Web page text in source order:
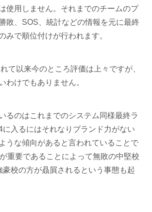
使用しません。それまでのチームのプ
敗、SOS、統計などの情報を元に最終
みで順位付けが行われます。
て以来今のところ評価は上々ですが、
わけでもありません。
るのはこれまでのシステム同様最終ラ
に入るにはそれなりブランド力がない
うな傾向があると言われていることで
重要であることによって無敗の中堅校
豪校の方が贔屓されるという事態も起